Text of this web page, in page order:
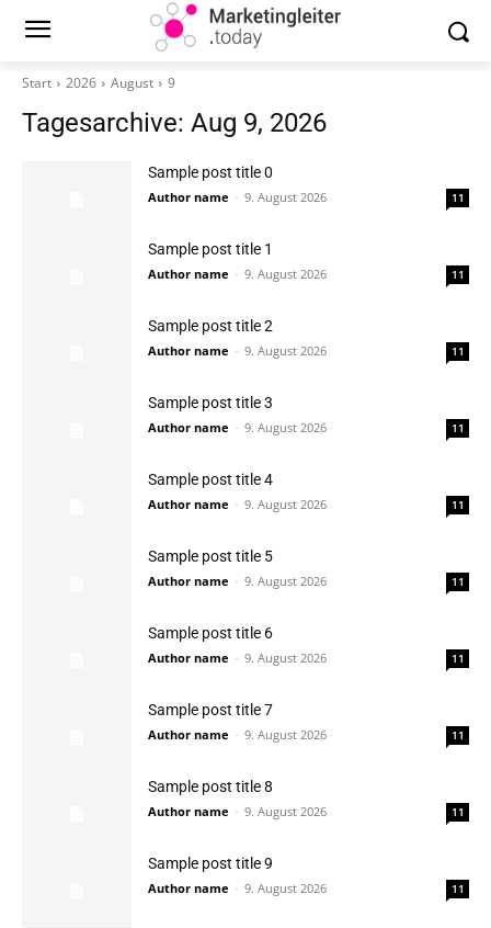
Start 2026 August 9
Tagesarchive: Aug 9, 2026
Sample post title 0
Author name - 9. August 2026 11
Sample post title 1
Author name - 9. August 2026 11
Sample post title 2
Author name - 9. August 2026 11
Sample post title 3
Author name - 9. August 2026 11
Sample post title 4
Author name - 9. August 2026 11
Sample post title 5
Author name - 9. August 2026 11
Sample post title 6
Author name - 9. August 2026 11
Sample post title 7
Author name - 9. August 2026 11
Sample post title 8
Author name - 9. August 2026 11
Sample post title 9
Author name - 9. August 2026 11